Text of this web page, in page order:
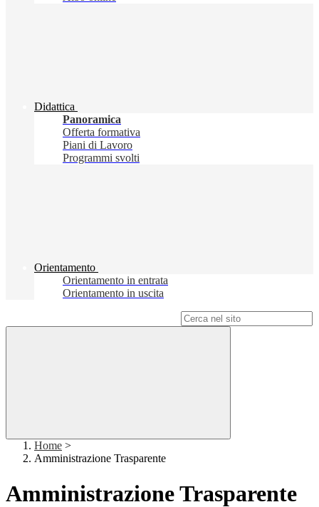
Didattica
Panoramica
Offerta formativa
Piani di Lavoro
Programmi svolti
Orientamento
Orientamento in entrata
Orientamento in uscita
Home >
Amministrazione Trasparente
Amministrazione Trasparente